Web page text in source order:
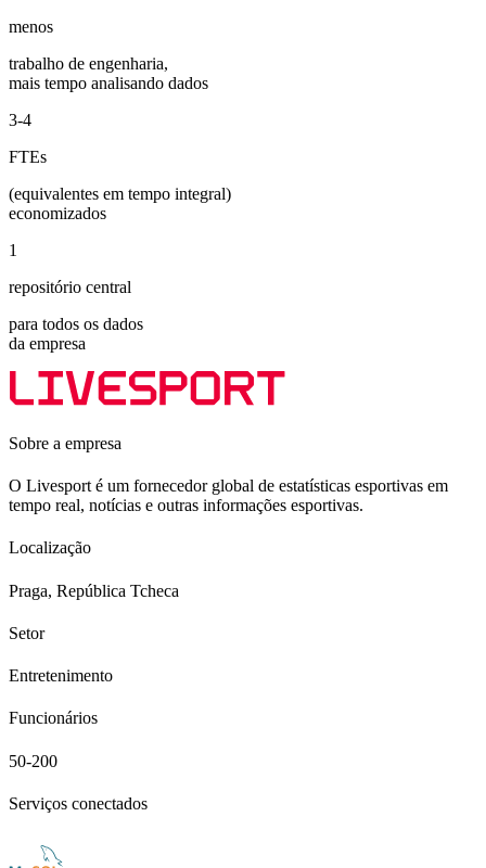
menos
trabalho de engenharia,
mais tempo analisando dados
3-4
FTEs
(equivalentes em tempo integral)
economizados
1
repositório central
para todos os dados
da empresa
Sobre a empresa
O Livesport é um fornecedor global de estatísticas esportivas em
tempo real, notícias e outras informações esportivas.
Localização
Praga, República Tcheca
Setor
Entretenimento
Funcionários
50-200
Serviços conectados